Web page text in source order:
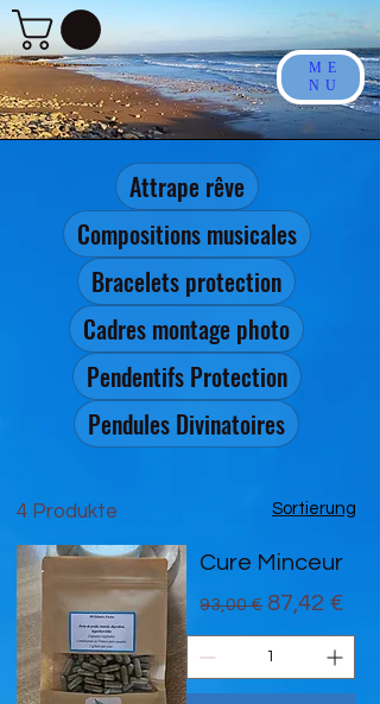
ME
NU
Attrape rêve
Compositions musicales
Bracelets protection
Cadres montage photo
Pendentifs Protection
Pendules Divinatoires
4 Produkte Sortierung
Cure Minceur
Standardpreis
93,00 € Sale-Preis
87,42 €